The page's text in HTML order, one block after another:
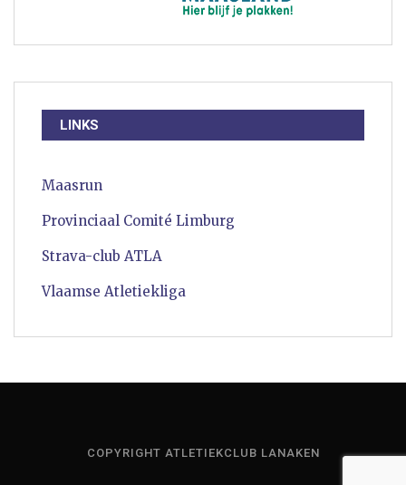
LINKS
Maasrun
Provinciaal Comité Limburg
Strava-club ATLA
Vlaamse Atletiekliga
COPYRIGHT ATLETIEKCLUB LANAKEN